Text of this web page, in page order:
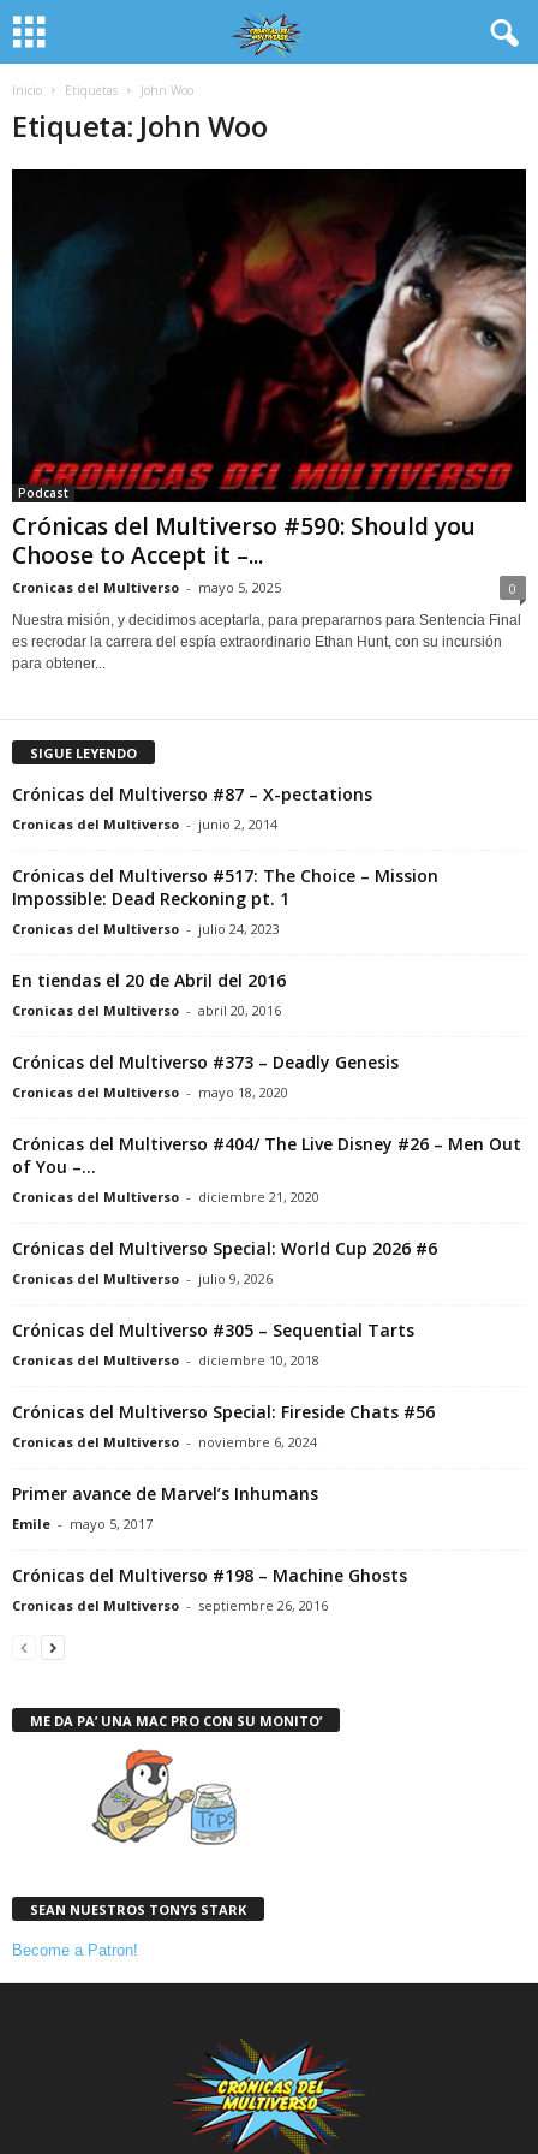
Inicio Etiquetas John Woo
Etiqueta: John Woo
Podcast
Crónicas del Multiverso #590: Should you
Choose to Accept it –...
Cronicas del Multiverso - mayo 5, 2025 0
Nuestra misión, y decidimos aceptarla, para prepararnos para Sentencia Final
es recrodar la carrera del espía extraordinario Ethan Hunt, con su incursión
para obtener...
SIGUE LEYENDO
Crónicas del Multiverso #87 – X-pectations
Cronicas del Multiverso - junio 2, 2014
Crónicas del Multiverso #517: The Choice – Mission
Impossible: Dead Reckoning pt. 1
Cronicas del Multiverso - julio 24, 2023
En tiendas el 20 de Abril del 2016
Cronicas del Multiverso - abril 20, 2016
Crónicas del Multiverso #373 – Deadly Genesis
Cronicas del Multiverso - mayo 18, 2020
Crónicas del Multiverso #404/ The Live Disney #26 – Men Out
of You –...
Cronicas del Multiverso - diciembre 21, 2020
Crónicas del Multiverso Special: World Cup 2026 #6
Cronicas del Multiverso - julio 9, 2026
Crónicas del Multiverso #305 – Sequential Tarts
Cronicas del Multiverso - diciembre 10, 2018
Crónicas del Multiverso Special: Fireside Chats #56
Cronicas del Multiverso - noviembre 6, 2024
Primer avance de Marvel’s Inhumans
Emile - mayo 5, 2017
Crónicas del Multiverso #198 – Machine Ghosts
Cronicas del Multiverso - septiembre 26, 2016
ME DA PA’ UNA MAC PRO CON SU MONITO’
SEAN NUESTROS TONYS STARK
Become a Patron!